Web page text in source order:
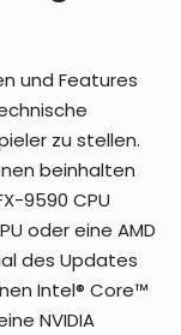
und Features
zu stellen.
beinhalten
9590 CPU
oder eine AMD
des Updates
Intel® Core™
NVIDIA